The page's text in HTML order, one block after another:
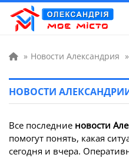
» Новости Александрия »
НОВОСТИ
Все последние новости
помогут понять, какая
сегодня и вчера.